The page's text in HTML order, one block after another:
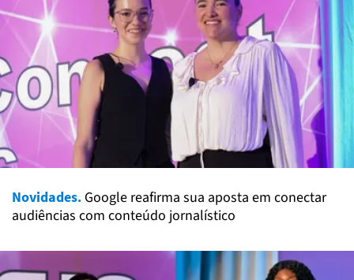
Novidades. Google reafirma sua aposta em conectar
audiências com conteúdo jornalístico